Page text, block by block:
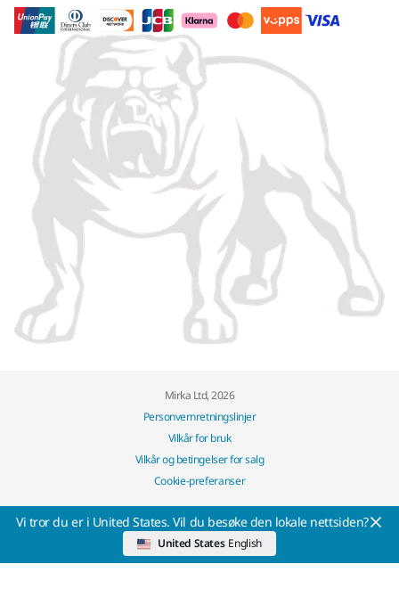
Mirka Ltd, 2026
Personvernretningslinjer
Vilkår for bruk
Vilkår og betingelser for salg
Cookie-preferanser
Vi tror du er i United States. Vil du besøke den lokale nettsiden?
United States English